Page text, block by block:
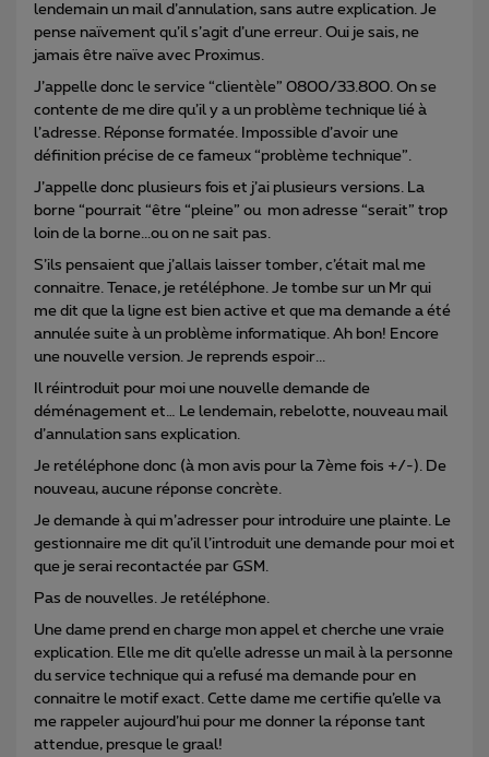
lendemain un mail d’annulation, sans autre explication. Je
pense naïvement qu’il s’agit d’une erreur. Oui je sais, ne
jamais être naïve avec Proximus.
J’appelle donc le service “clientèle” 0800/33.800. On se
contente de me dire qu’il y a un problème technique lié à
l’adresse. Réponse formatée. Impossible d’avoir une
définition précise de ce fameux “problème technique”.
J’appelle donc plusieurs fois et j’ai plusieurs versions. La
borne “pourrait “être “pleine” ou mon adresse “serait” trop
loin de la borne...ou on ne sait pas.
S’ils pensaient que j’allais laisser tomber, c’était mal me
connaitre. Tenace, je retéléphone. Je tombe sur un Mr qui
me dit que la ligne est bien active et que ma demande a été
annulée suite à un problème informatique. Ah bon! Encore
une nouvelle version. Je reprends espoir...
Il réintroduit pour moi une nouvelle demande de
déménagement et… Le lendemain, rebelotte, nouveau mail
d’annulation sans explication.
Je retéléphone donc (à mon avis pour la 7ème fois +/-). De
nouveau, aucune réponse concrète.
Je demande à qui m’adresser pour introduire une plainte. Le
gestionnaire me dit qu’il l’introduit une demande pour moi et
que je serai recontactée par GSM.
Pas de nouvelles. Je retéléphone.
Une dame prend en charge mon appel et cherche une vraie
explication. Elle me dit qu’elle adresse un mail à la personne
du service technique qui a refusé ma demande pour en
connaitre le motif exact. Cette dame me certifie qu’elle va
me rappeler aujourd’hui pour me donner la réponse tant
attendue, presque le graal!